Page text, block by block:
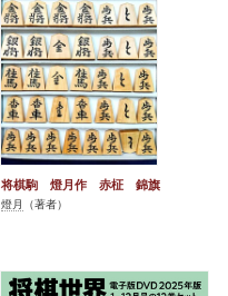
将棋駒 燈月作 赤柾 錦旗
燈月 （著者）